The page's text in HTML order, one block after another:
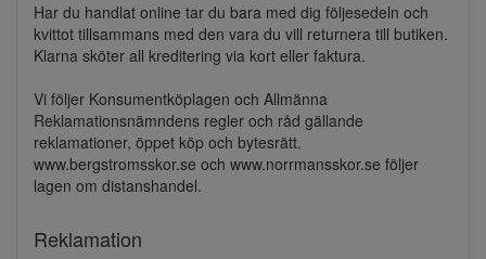
Har du handlat online tar du bara med dig följesedeln och
kvittot tillsammans med den vara du vill returnera till butiken.
Klarna sköter all kreditering via kort eller faktura.
Vi följer Konsumentköplagen och Allmänna
Reklamationsnämndens regler och råd gällande
reklamationer, öppet köp och bytesrätt.
www.bergstromsskor.se och www.norrmansskor.se följer
lagen om distanshandel.
Reklamation